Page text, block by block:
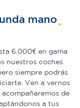
sitio web con
recopilado a
mano
6.000€ en gama
nuestros coches
siempre podrás
Ven a vernos
de
a tus